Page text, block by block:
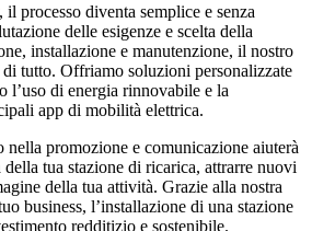
processo diventa semplice e senza
delle esigenze e scelta della
installazione e manutenzione, il nostro
di tutto. Offriamo soluzioni personalizzate
l’uso di energia rinnovabile e la
app di mobilità elettrica.
promozione e comunicazione aiuterà
tua stazione di ricarica, attrarre nuovi
della tua attività. Grazie alla nostra
business, l’installazione di una stazione
redditizio e sostenibile.